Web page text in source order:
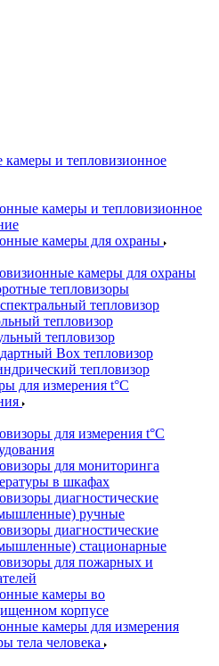
камеры и тепловизионное
камеры и тепловизионное
камеры для охраны
камеры для охраны
тепловизоры
тепловизор
тепловизор
тепловизор
Box тепловизор
тепловизор
для измерения t°С
для измерения t°С
для мониторинга
в шкафах
диагностические
ручные
диагностические
стационарные
для пожарных и
камеры во
корпусе
камеры для измерения
тела человека